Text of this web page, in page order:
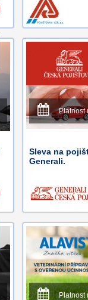
Platnost
Sleva na
Generali.
Platnost